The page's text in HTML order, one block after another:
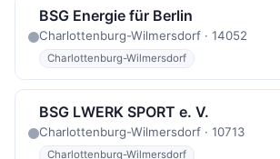
BSG Energie für Berlin
Charlottenburg-Wilmersdorf · 14052
Charlottenburg-Wilmersdorf
BSG LWERK SPORT e. V.
Charlottenburg-Wilmersdorf · 10713
Charlottenburg-Wilmersdorf